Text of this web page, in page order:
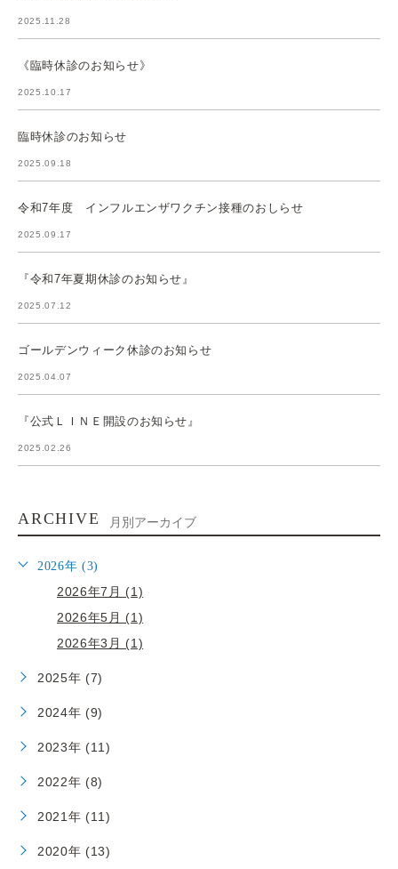
2025.11.28
《臨時休診のお知らせ》
2025.10.17
臨時休診のお知らせ
2025.09.18
令和7年度 インフルエンザワクチン接種のおしらせ
2025.09.17
『令和7年夏期休診のお知らせ』
2025.07.12
ゴールデンウィーク休診のお知らせ
2025.04.07
『公式ＬＩＮＥ開設のお知らせ』
2025.02.26
ARCHIVE 月別アーカイブ
2026年 (3)
2026年7月 (1)
2026年5月 (1)
2026年3月 (1)
2025年 (7)
2024年 (9)
2023年 (11)
2022年 (8)
2021年 (11)
2020年 (13)